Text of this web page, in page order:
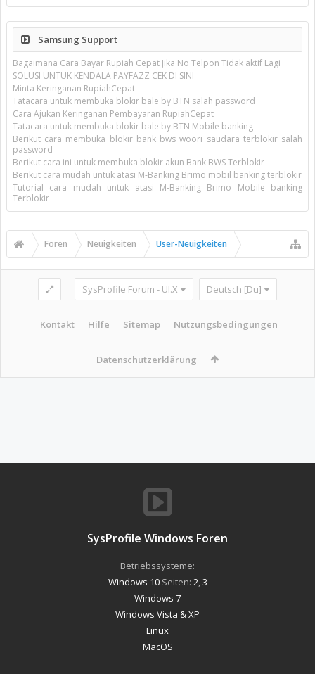
Samsung Support
Bagaimana Cara Bayar Rupiah Cepat Jika No Telpon Tidak aktif Lagi
SOLUSI UNTUK KENDALA PAYFAZZ CEK DI SINI
Minta Keringanan RupiahCepat
Tatacara untuk membuka blokir bale by BTN salah password
Cara Ajukan Keringanan Pembayaran RupiahCepat
Tatacara untuk membuka blokir bale by BTN Mobile banking
Berikut cara membuka blokir bank bws woori saudara terblokir salah
password
Berikut cara ini untuk membuka blokir akun Bank BWS Terblokir
Berikut cara mudah untuk atasi M-Banking Brimo mobil banking terblokir
Tutorial cara mudah untuk atasi M-Banking Brimo Mobile banking
Terblokir
Foren Neuigkeiten User-Neuigkeiten
SysProfile Forum - UI.X Deutsch [Du]
Kontakt Hilfe Sitemap Nutzungsbedingungen
Datenschutzerklärung
SysProfile Windows Foren
Betriebssysteme:
Windows 10Seiten: 2 3
Windows 7
Windows Vista & XP
Linux
MacOS